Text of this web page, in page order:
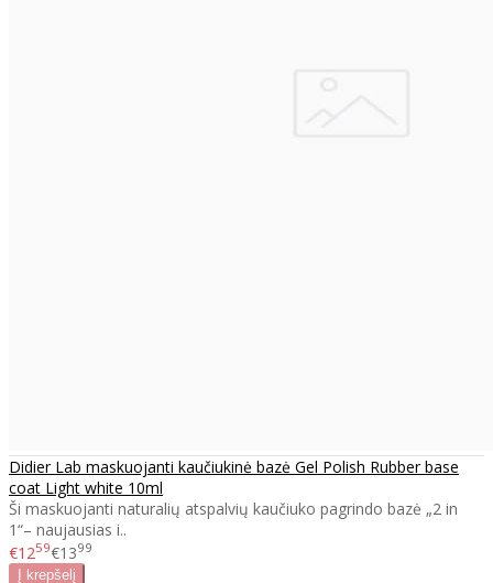
Didier Lab maskuojanti kaučiukinė bazė Gel Polish Rubber base
coat Light white 10ml
Ši maskuojanti naturalių atspalvių kaučiuko pagrindo bazė „2 in
1“– naujausias i..
€1259€1399